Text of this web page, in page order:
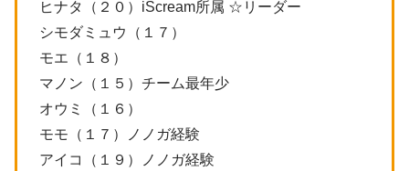
ヒナタ（２０）iScream所属 ☆リーダー
シモダミュウ（１７）
モエ（１８）
マノン（１５）チーム最年少
オウミ（１６）
モモ（１７）ノノガ経験
アイコ（１９）ノノガ経験